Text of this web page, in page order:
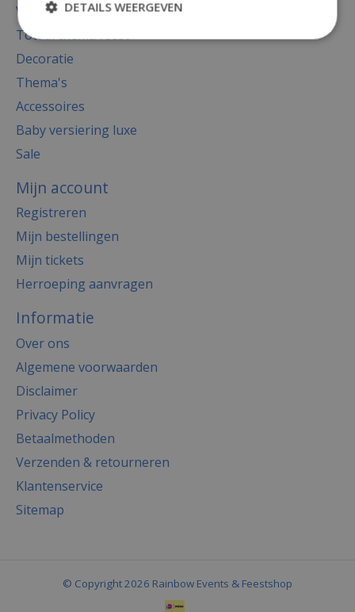
Versiering
Totaal thema feest
Decoratie
Thema's
Accessoires
Baby versiering luxe
Sale
Mijn account
Registreren
Mijn bestellingen
Mijn tickets
Herroeping aanvragen
Informatie
Over ons
Algemene voorwaarden
Disclaimer
Privacy Policy
Betaalmethoden
Verzenden & retourneren
Klantenservice
Sitemap
© Copyright 2026 Rainbow Events & Feestshop
DETAILS WEERGEVEN